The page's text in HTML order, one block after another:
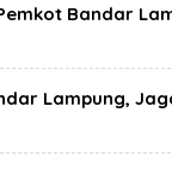
Bandar
Lampung,